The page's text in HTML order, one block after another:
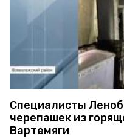
Специалисты
черепашек из
Вартемяги